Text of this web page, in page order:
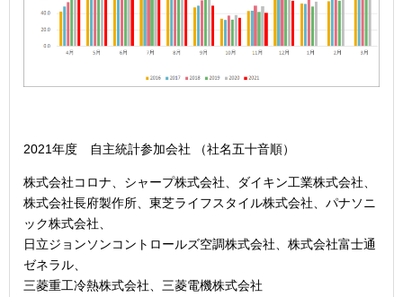
2021年度 自主統計参加会社 （社名五十音順）
株式会社コロナ、シャープ株式会社、ダイキン工業株式会社、
株式会社長府製作所、東芝ライフスタイル株式会社、パナソニ
ック株式会社、
日立ジョンソンコントロールズ空調株式会社、株式会社富士通
ゼネラル、
三菱重工冷熱株式会社、三菱電機株式会社